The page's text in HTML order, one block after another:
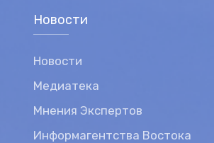
Новости
Новости
Медиатека
Мнения Экспертов
Информагентства Востока